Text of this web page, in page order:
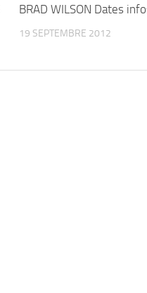
BRAD WILSON Dates
19 SEPTEMBRE 2012